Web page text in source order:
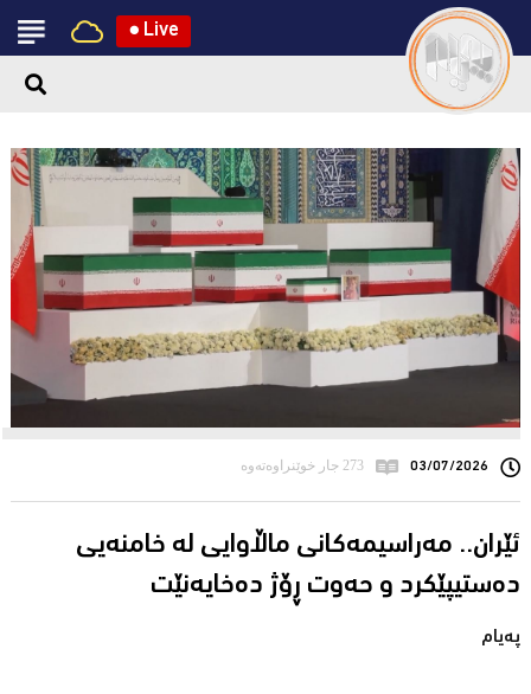
● Live
03/07/2026 273 جار خوێنراوەتەوە
ئێران.. مەراسیمەكانی ماڵاوایی لە خامنەیی
دەستیپێكرد و حەوت ڕۆژ دەخایەنێت
پەیام